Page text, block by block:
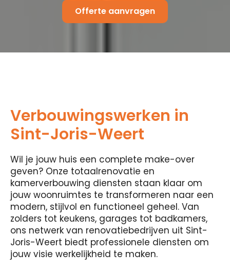
Offerte aanvragen
Verbouwingswerken in
Sint-Joris-Weert
Wil je jouw huis een complete make-over
geven? Onze totaalrenovatie en
kamerverbouwing diensten staan ​​klaar om
jouw woonruimtes te transformeren naar een
modern, stijlvol en functioneel geheel. Van
zolders tot keukens, garages tot badkamers,
ons netwerk van renovatiebedrijven uit Sint-
Joris-Weert biedt professionele diensten om
jouw visie werkelijkheid te maken.